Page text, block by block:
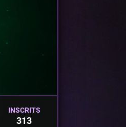
INSCRITS
313